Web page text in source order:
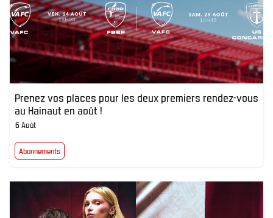
Prenez vos places pour les deux premiers rendez-vous
au Hainaut en août !
6 Août
Abonnements